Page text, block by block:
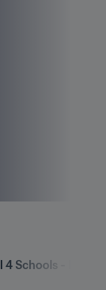
4 Schools - Namibia